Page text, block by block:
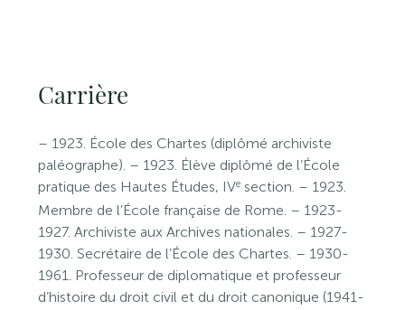
Carrière
– 1923. École des Chartes (diplômé archiviste
paléographe). – 1923. Élève diplômé de l’École
pratique des Hautes Études, IVe section. – 1923.
Membre de l’École française de Rome. – 1923-
1927. Archiviste aux Archives nationales. – 1927-
1930. Secrétaire de l’École des Chartes. – 1930-
1961. Professeur de diplomatique et professeur
d’histoire du droit civil et du droit canonique (1941-